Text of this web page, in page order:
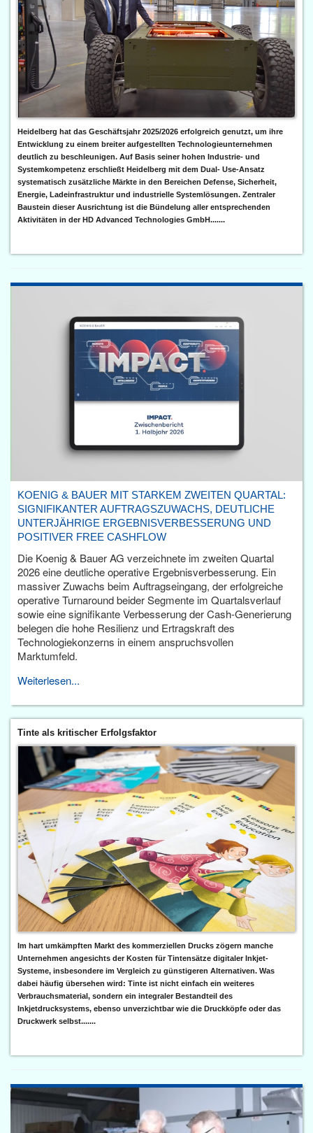
Heidelberg hat das Geschäftsjahr 2025/2026 erfolgreich genutzt, um ihre
Entwicklung zu einem breiter aufgestellten Technologieunternehmen
deutlich zu beschleunigen. Auf Basis seiner hohen Industrie- und
Systemkompetenz erschließt Heidelberg mit dem Dual- Use-Ansatz
systematisch zusätzliche Märkte in den Bereichen Defense, Sicherheit,
Energie, Ladeinfrastruktur und industrielle Systemlösungen. Zentraler
Baustein dieser Ausrichtung ist die Bündelung aller entsprechenden
Aktivitäten in der HD Advanced Technologies GmbH.......
KOENIG & BAUER MIT STARKEM ZWEITEN QUARTAL:
SIGNIFIKANTER AUFTRAGSZUWACHS, DEUTLICHE
UNTERJÄHRIGE ERGEBNISVERBESSERUNG UND
POSITIVER FREE CASHFLOW
Die Koenig & Bauer AG verzeichnete im zweiten Quartal
2026 eine deutliche operative Ergebnisverbesserung. Ein
massiver Zuwachs beim Auftragseingang, der erfolgreiche
operative Turnaround beider Segmente im Quartalsverlauf
sowie eine signifikante Verbesserung der Cash-Generierung
belegen die hohe Resilienz und Ertragskraft des
Technologiekonzerns in einem anspruchsvollen
Marktumfeld.
Weiterlesen...
Tinte als kritischer Erfolgsfaktor
Im hart umkämpften Markt des kommerziellen Drucks zögern manche
Unternehmen angesichts der Kosten für Tintensätze digitaler Inkjet-
Systeme, insbesondere im Vergleich zu günstigeren Alternativen. Was
dabei häufig übersehen wird: Tinte ist nicht einfach ein weiteres
Verbrauchsmaterial, sondern ein integraler Bestandteil des
Inkjetdrucksystems, ebenso unverzichtbar wie die Druckköpfe oder das
Druckwerk selbst.......